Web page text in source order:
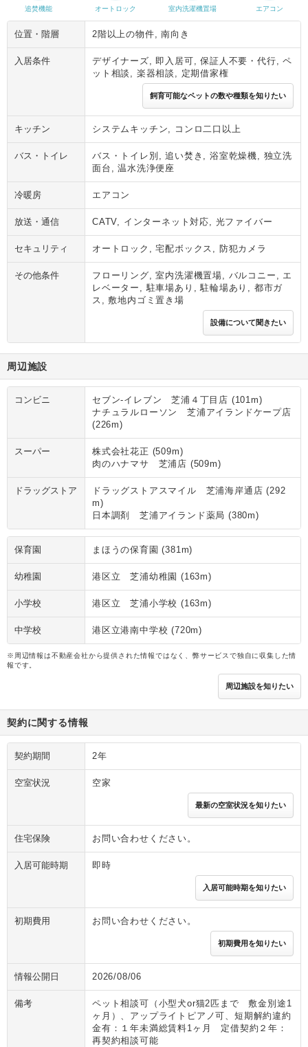
追焚機能 オートロック 室内洗濯機置場 エアコン
位置・階層 2階以上の物件, 南向き
入居条件
デザイナーズ, 即入居可, 保証人不要・代行, ペ
ット相談, 楽器相談, 定期借家権
飼育可能なペットの数や種類を知りたい
キッチン システムキッチン, コンロ二口以上
バス・トイレ
バス・トイレ別, 追い焚き, 浴室乾燥機, 独立洗
面台, 温水洗浄便座
冷暖房 エアコン
放送・通信 CATV, インターネット対応, 光ファイバー
セキュリティ オートロック, 宅配ボックス, 防犯カメラ
その他条件
フローリング, 室内洗濯機置場, バルコニー, エ
レベーター, 駐車場あり, 駐輪場あり, 都市ガ
ス, 敷地内ゴミ置き場
設備について聞きたい
周辺施設
コンビニ
セブン‐イレブン 芝浦４丁目店 (101m)
ナチュラルローソン 芝浦アイランドケープ店
(226m)
スーパー
株式会社花正 (509m)
肉のハナマサ 芝浦店 (509m)
ドラッグストア
ドラッグストアスマイル 芝浦海岸通店 (292
m)
日本調剤 芝浦アイランド薬局 (380m)
保育園 まほうの保育園 (381m)
幼稚園 港区立 芝浦幼稚園 (163m)
小学校 港区立 芝浦小学校 (163m)
中学校 港区立港南中学校 (720m)
※周辺情報は不動産会社から提供された情報ではなく、弊サービスで独自に収集した情
報です。
周辺施設を知りたい
契約に関する情報
契約期間 2年
空室状況 空家
最新の空室状況を知りたい
住宅保険 お問い合わせください。
入居可能時期 即時
入居可能時期を知りたい
初期費用 お問い合わせください。
初期費用を知りたい
情報公開日 2026/08/06
備考
ペット相談可（小型犬or猫2匹まで 敷金別途1
ヶ月）、アップライトピアノ可、短期解約違約
金有：１年未満総賃料1ヶ月 定借契約２年：
再契約相談可能